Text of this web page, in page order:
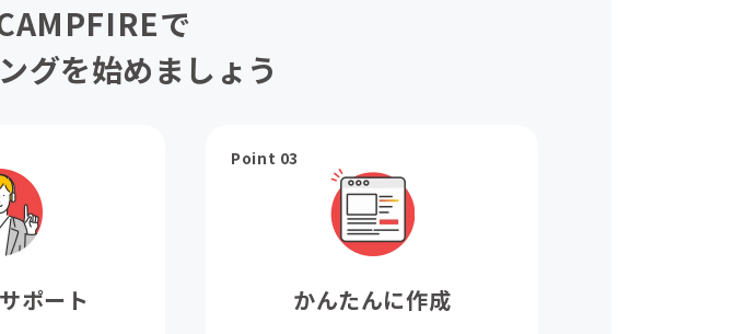
で
グを始めましょう
ポート
Point 03
かんたんに作成